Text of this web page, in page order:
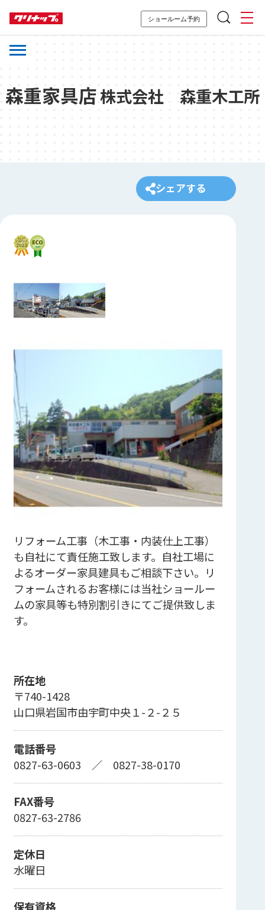
ショールーム予約
森重家具店株式会社 森重木工所
シェアする
リフォーム工事（木工事・内装仕上工事）
も自社にて責任施工致します。自社工場に
よるオーダー家具建具もご相談下さい。リ
フォームされるお客様には当社ショールー
ムの家具等も特別割引きにてご提供致しま
す。
所在地
〒740-1428
山口県岩国市由宇町中央１-２-２５
電話番号
0827-63-0603 ／ 0827-38-0170
FAX番号
0827-63-2786
定休日
水曜日
保有資格